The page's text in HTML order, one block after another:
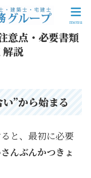
意点・必要書類
解説
”から始まる
と、最初に必要
んぶんかつきょ